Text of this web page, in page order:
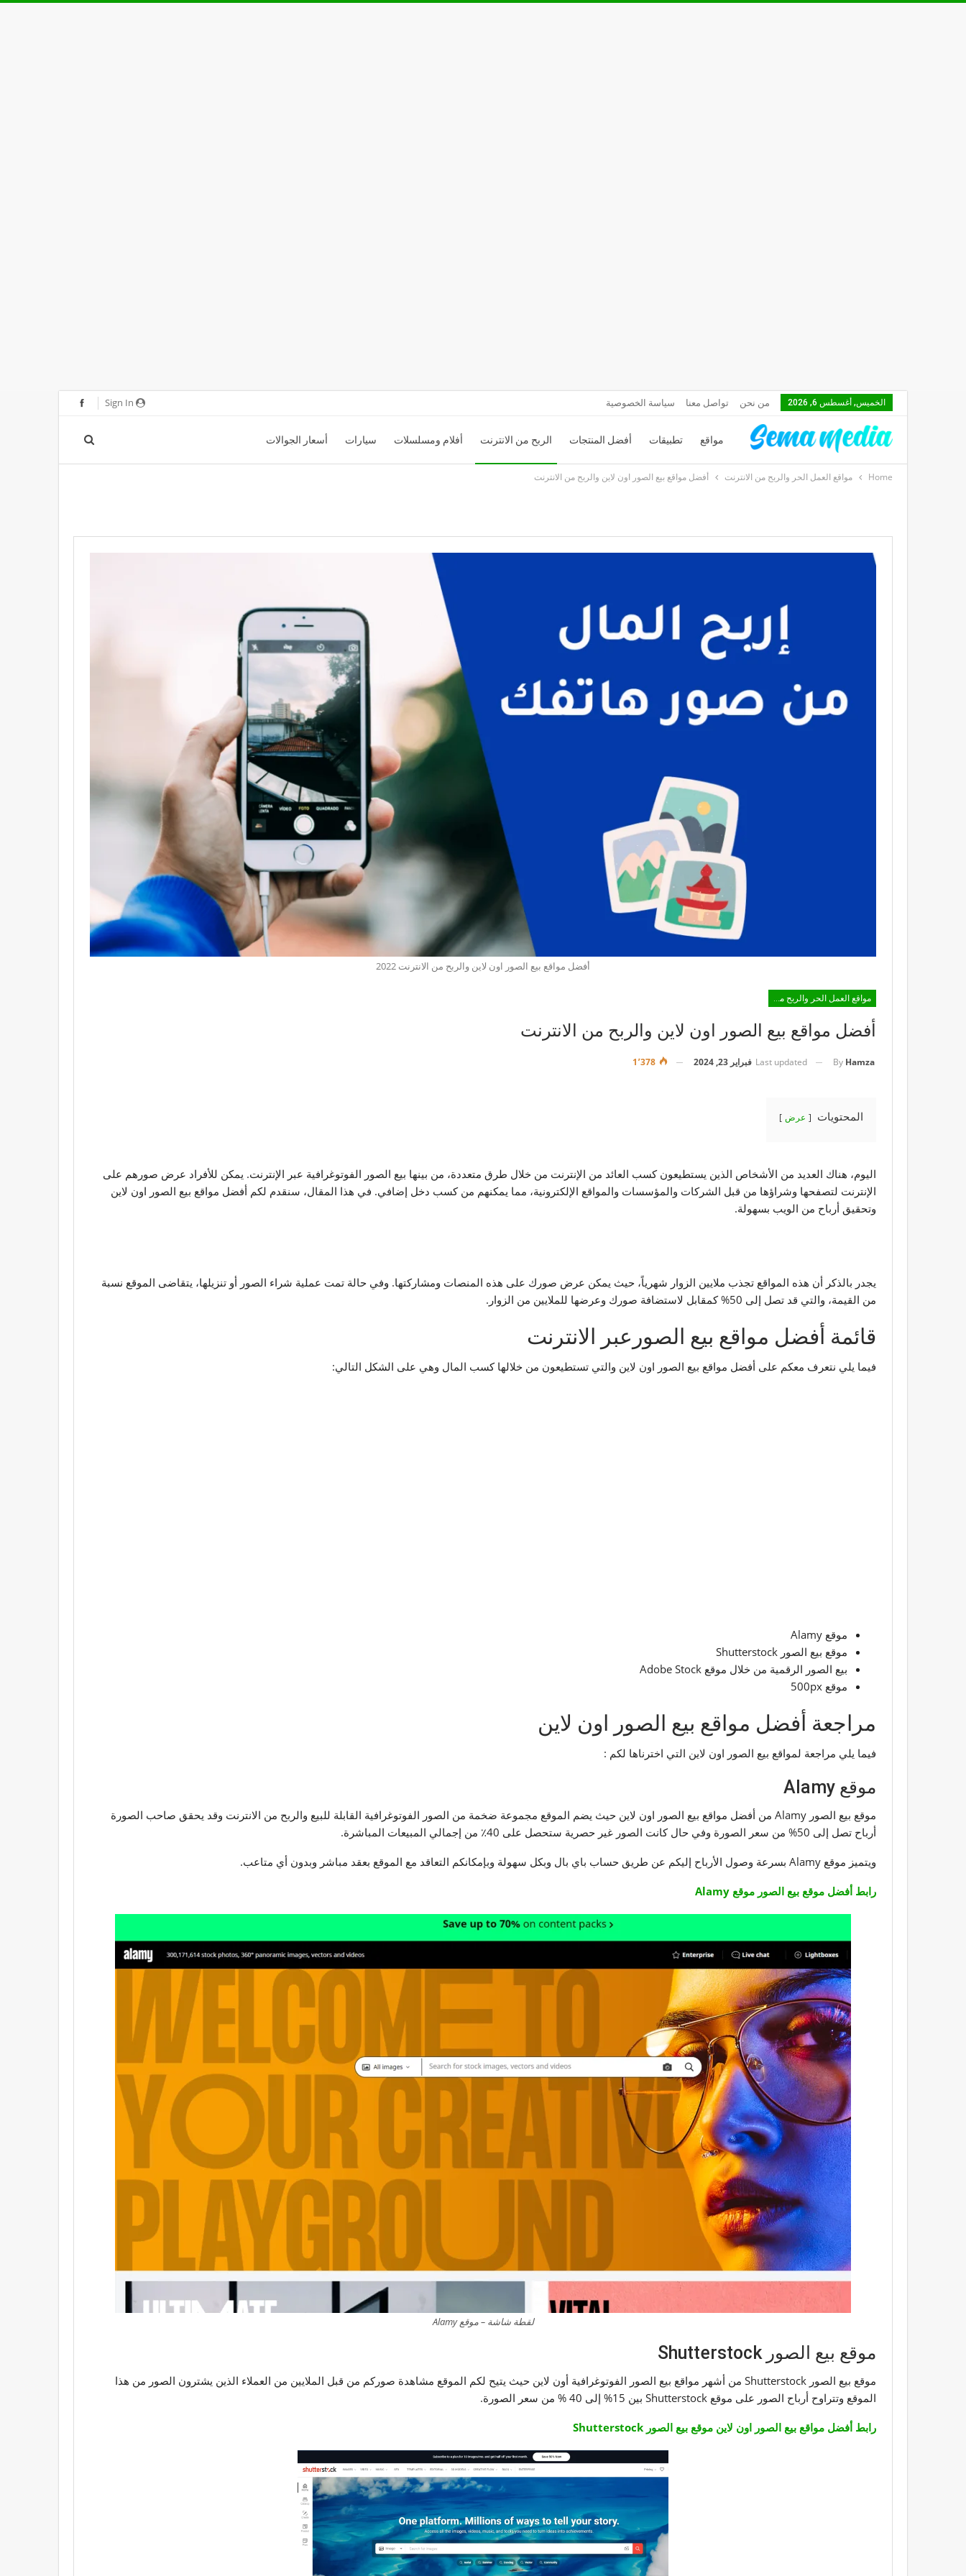
الخميس, أغسطس 6, 2026 من نحن تواصل معنا سياسة الخصوصية
مواقع تطبيقات أفضل المنتجات الربح من الانترنت أفلام ومسلسلات سيارات أسعار الجوالات
Home مواقع العمل الحر والربح من الانترنت أفضل مواقع بيع الصور اون لاين والربح من الانترنت
أفضل مواقع بيع الصور اون لاين والربح من الانترنت 2022
أفضل مواقع بيع الصور اون لاين والربح من الانترنت
By Hamza
Last updated فبراير 23, 2024
المحتويات عرض
اليوم، هناك العديد من الأشخاص الذين يستطيعون كسب العائد من الإنترنت من خلال طرق متعددة، من بينها بيع الصور الفوتوغرافية عبر الإنترنت. يمكن للأفراد عرض صورهم على
الإنترنت لتصفحها وشراؤها من قبل الشركات والمؤسسات والمواقع الإلكترونية، مما يمكنهم من كسب دخل إضافي. في هذا المقال، سنقدم لكم أفضل مواقع بيع الصور اون لاين
وتحقيق أرباح من الويب بسهولة.
يجدر بالذكر أن هذه المواقع تجذب ملايين الزوار شهرياً، حيث يمكن عرض صورك على هذه المنصات ومشاركتها. وفي حالة تمت عملية شراء الصور أو تنزيلها، يتقاضى الموقع نسبة
من القيمة، والتي قد تصل إلى 50% كمقابل لاستضافة صورك وعرضها للملايين من الزوار.
قائمة أفضل مواقع بيع الصورعبر الانترنت
فيما يلي نتعرف معكم على أفضل مواقع بيع الصور اون لاين والتي تستطيعون من خلالها كسب المال وهي على الشكل التالي:
موقع Alamy
موقع بيع الصور Shutterstock
بيع الصور الرقمية من خلال موقع Adobe Stock
موقع 500px
مراجعة أفضل مواقع بيع الصور اون لاين
فيما يلي مراجعة لمواقع بيع الصور اون لاين التي اخترناها لكم :
موقع Alamy
موقع بيع الصور Alamy من أفضل مواقع بيع الصور اون لاين حيث يضم الموقع مجموعة ضخمة من الصور الفوتوغرافية القابلة للبيع والربح من الانترنت وقد يحقق صاحب الصورة
أرباح تصل إلى 50% من سعر الصورة وفي حال كانت الصور غير حصرية ستحصل على 40٪ من إجمالي المبيعات المباشرة.
ويتميز موقع Alamy بسرعة وصول الأرباح إليكم عن طريق حساب باي بال وبكل سهولة وبإمكانكم التعاقد مع الموقع بعقد مباشر وبدون أي متاعب.
رابط أفضل موقع بيع الصور موقع Alamy
لقطة شاشة – موقع Alamy
موقع بيع الصور Shutterstock
موقع بيع الصور Shutterstock من أشهر مواقع بيع الصور الفوتوغرافية أون لاين حيث يتيح لكم الموقع مشاهدة صوركم من قبل الملايين من العملاء الذين يشترون الصور من هذا
الموقع وتتراوح أرباح الصور على موقع Shutterstock بين 15% إلى 40 % من سعر الصورة.
رابط أفضل مواقع بيع الصور اون لاين موقع بيع الصور Shutterstock